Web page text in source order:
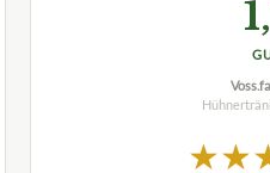
★★